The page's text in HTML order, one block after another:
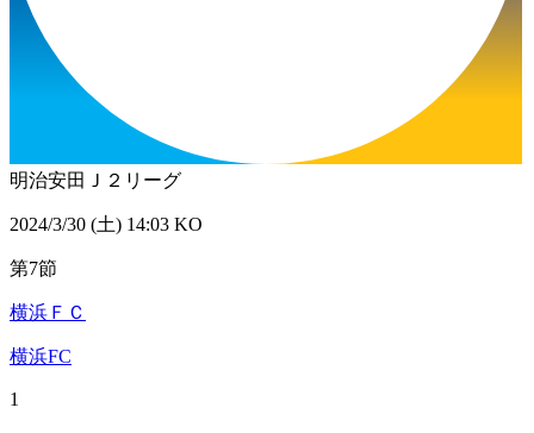
明治安田Ｊ２リーグ
2024/3/30 (土) 14:03 KO
第7節
横浜ＦＣ
横浜FC
1